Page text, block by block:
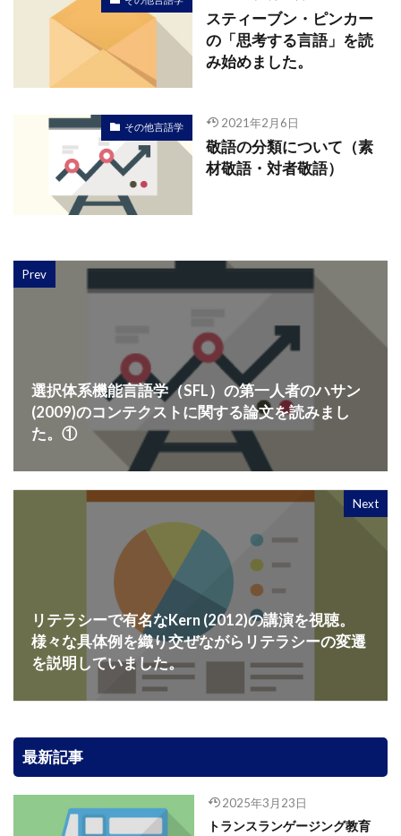
スティーブン・ピンカー
の「思考する言語」を読
み始めました。
その他言語学 2021年2月6日
敬語の分類について（素
材敬語・対者敬語）
Prev
選択体系機能言語学（SFL）の第一人者のハサン
(2009)のコンテクストに関する論文を読みまし
た。①
Next
リテラシーで有名なKern (2012)の講演を視聴。
様々な具体例を織り交ぜながらリテラシーの変遷
を説明していました。
最新記事
2025年3月23日
トランスランゲージング教育